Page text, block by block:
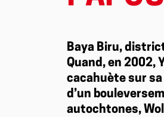
Baya Biru,
Quand, en 2002,
cacahuète sur sa
d’un
autochtones,